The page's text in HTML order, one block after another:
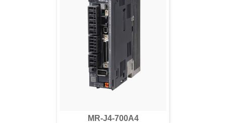
MR-J4-700A4